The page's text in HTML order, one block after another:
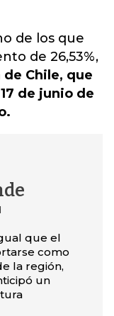
de los que
de 26,53%,
de Chile, que
de junio de
que el
como
la región,
un